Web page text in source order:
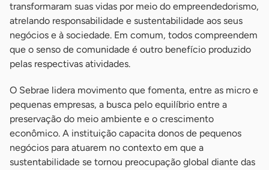
transformaram suas vidas por meio do empreendedorismo,
atrelando responsabilidade e sustentabilidade aos seus
negócios e à sociedade. Em comum, todos compreendem
que o senso de comunidade é outro benefício produzido
pelas respectivas atividades.
O Sebrae lidera movimento que fomenta, entre as micro e
pequenas empresas, a busca pelo equilíbrio entre a
preservação do meio ambiente e o crescimento
econômico. A instituição capacita donos de pequenos
negócios para atuarem no contexto em que a
sustentabilidade se tornou preocupação global diante das